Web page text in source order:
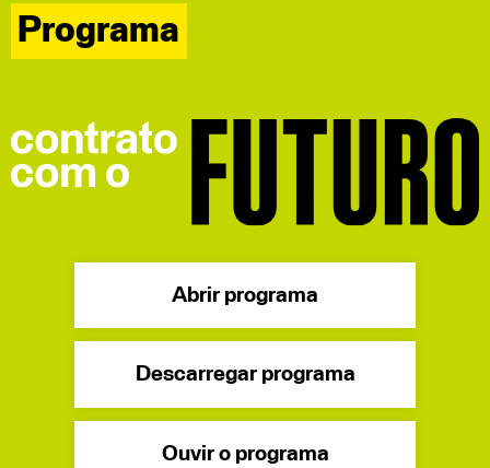
Programa
Abrir programa
Descarregar programa
Ouvir o programa